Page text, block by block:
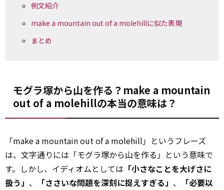
例文紹介
make a mountain out of a molehillに似た表現
まとめ
モグラ塚から山を作る？make a mountain
out of a molehillの本当の意味は？
「make a mountain out of a molehill」というフレーズ
は、文字通りには「モグラ塚から山を作る」という意味で
す。しかし、イディオムとしては 「小さなことを大げさに
扱う」 、 「ささいな問題を深刻に捉えすぎる」 、
「必要以